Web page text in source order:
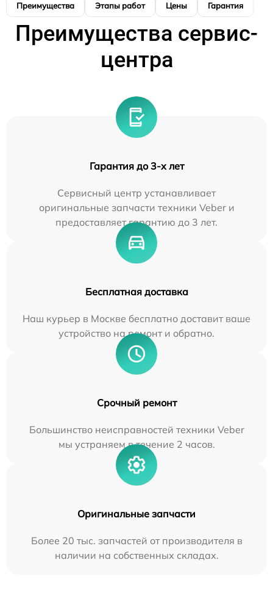
Преимущества Этапы работ Цены Гарантия
Преимущества сервис-
центра
Гарантия до 3-х лет
Сервисный центр устанавливает
оригинальные запчасти техники Veber и
предоставляет гарантию до 3 лет.
Бесплатная доставка
Наш курьер в Москве бесплатно доставит ваше
устройство на ремонт и обратно.
Срочный ремонт
Большинство неисправностей техники Veber
мы устраняем в течение 2 часов.
Оригинальные запчасти
Более 20 тыс. запчастей от производителя в
наличии на собственных складах.